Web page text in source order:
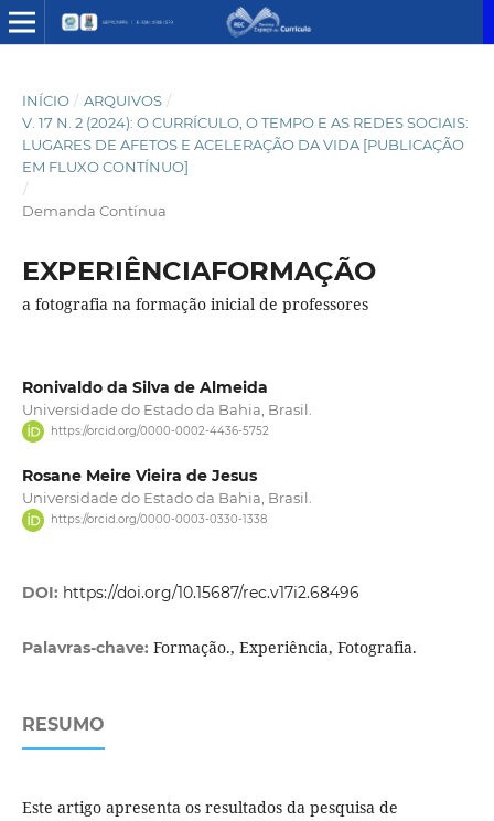
INÍCIO / ARQUIVOS /
V. 17 N. 2 (2024): O CURRÍCULO, O TEMPO E AS REDES SOCIAIS:
LUGARES DE AFETOS E ACELERAÇÃO DA VIDA [PUBLICAÇÃO
EM FLUXO CONTÍNUO]
/
Demanda Contínua
EXPERIÊNCIAFORMAÇÃO
a fotografia na formação inicial de professores
Ronivaldo da Silva de Almeida
Universidade do Estado da Bahia, Brasil.
https://orcid.org/0000-0002-4436-5752
Rosane Meire Vieira de Jesus
Universidade do Estado da Bahia, Brasil.
https://orcid.org/0000-0003-0330-1338
DOI: https://doi.org/10.15687/rec.v17i2.68496
Palavras-chave: Formação., Experiência, Fotografia.
RESUMO
Este artigo apresenta os resultados da pesquisa de